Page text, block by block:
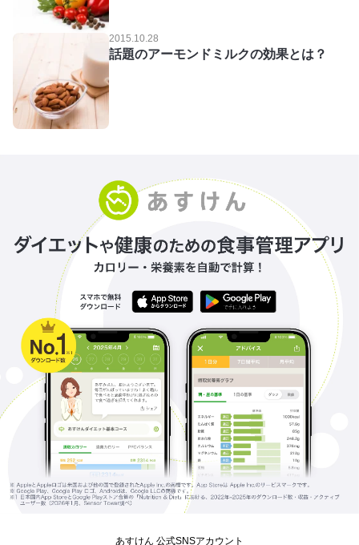
2015.10.28
話題のアーモンドミルクの効果とは？
あすけん 公式SNSアカウント